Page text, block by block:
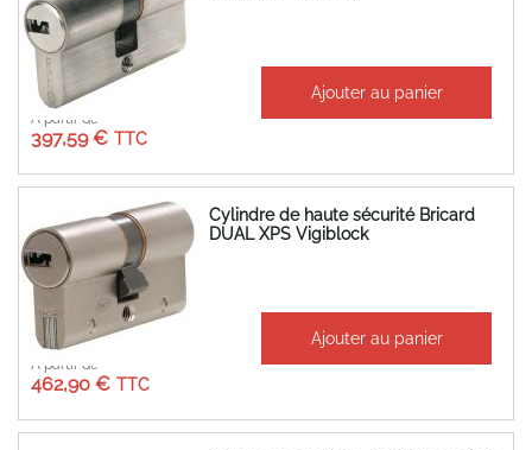
À partir de
397,59 €
Ajouter au panier
Cylindre de haute sécurité Bricard
DUAL XPS Vigiblock
À partir de
462,90 €
Ajouter au panier